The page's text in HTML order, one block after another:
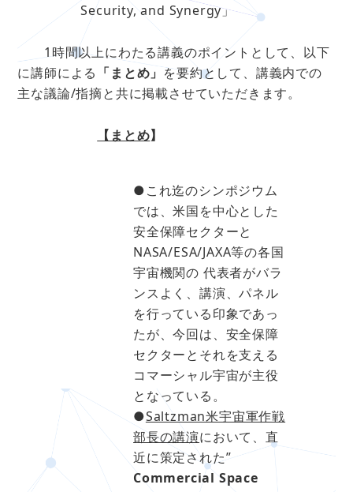
Security, and Synergy」
1時間以上にわたる講義のポイントとして、以下
に講師による 「まとめ」を要約として、講義内での
主な議論/指摘と共に掲載させていただきます。
【まとめ】
●これ迄のシンポジウム
では、米国を中心とした
安全保障セクターと
NASA/ESA/JAXA等の各国
宇宙機関の 代表者がバラ
ンスよく、講演、パネル
を行っている印象であっ
たが、今回は、安全保障
セクターとそれを支える
コマーシャル宇宙が主役
となっている。
●Saltzman米宇宙軍作戦
部長の講演において、直
近に策定された”
Commercial Space